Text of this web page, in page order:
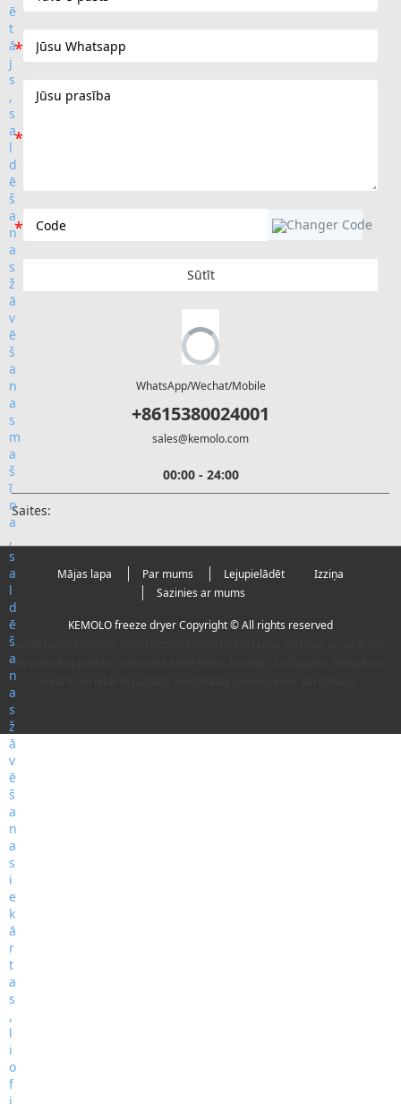
Sūtīt
WhatsApp/Wechat/Mobile
+8615380024001
sales@kemolo.com
00:00 - 24:00
Saites:
Mājas lapa Par mums Lejupielādēt
Izziņa
Sazinies ar mums
KEMOLO freeze dryer Copyright © All rights reserved
rūpnieciskās pārtikas vakuuma saldēšanas žāvētājs, liofilizatori, liofilizācijas